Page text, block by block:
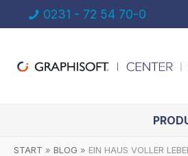
Inhalt
0231 - 72 54 70-0
START BLOG EIN HAUS VOLLER